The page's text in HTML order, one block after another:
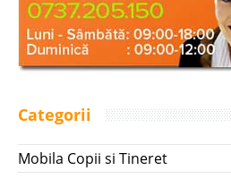
Categorii
Mobila Copii si Tineret